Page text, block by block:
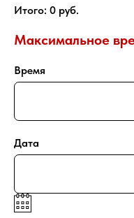
Итого: 0 руб.
Максимальное
Время
Дата